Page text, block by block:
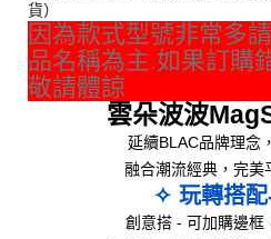
貨）
因為款式型號非常多
品名稱為主.如果訂購
敬請體諒
雲朵波波
延續BLAC品牌理念
融合潮流經典，完美
✧ 玩轉搭
創意搭 - 可加購邊框